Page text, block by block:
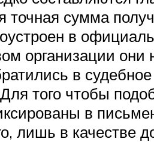
точная сумма
в
организации
в
того чтобы
в
лишь в качестве